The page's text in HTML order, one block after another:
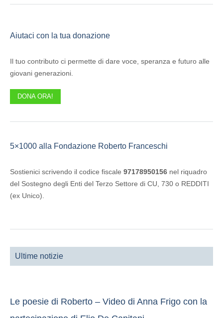
Aiutaci con la tua donazione
Il tuo contributo ci permette di dare voce, speranza e futuro alle
giovani generazioni.
DONA ORA!
5×1000 alla Fondazione Roberto Franceschi
Sostienici scrivendo il codice fiscale 97178950156 nel riquadro
del Sostegno degli Enti del Terzo Settore di CU, 730 o REDDITI
(ex Unico).
Ultime notizie
Le poesie di Roberto – Video di Anna Frigo con la